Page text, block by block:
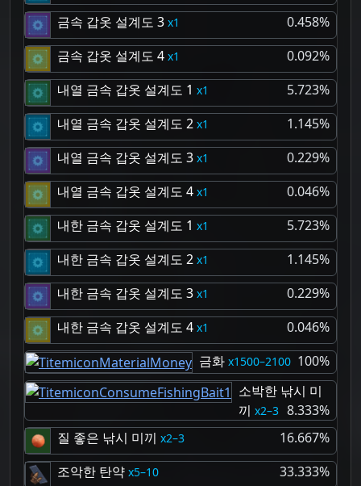
금속 갑옷 설계도 3
1
0.458%
금속 갑옷 설계도 4
1
0.092%
내열 금속 갑옷 설계도 1
1
5.723%
내열 금속 갑옷 설계도 2
1
1.145%
내열 금속 갑옷 설계도 3
1
0.229%
내열 금속 갑옷 설계도 4
1
0.046%
내한 금속 갑옷 설계도 1
1
5.723%
내한 금속 갑옷 설계도 2
1
1.145%
내한 금속 갑옷 설계도 3
1
0.229%
내한 금속 갑옷 설계도 4
1
0.046%
금화
1500–2100 100%
소박한 낚시 미
끼
2–3 8.333%
질 좋은 낚시 미끼
2–3
16.667%
조악한 탄약 5–10 33.333%